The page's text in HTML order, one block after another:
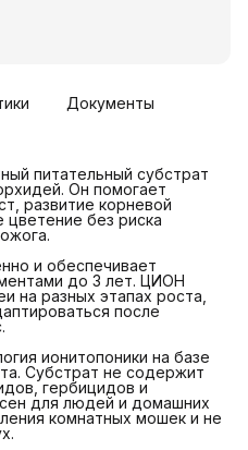
Документы
питательный субстрат
Он помогает
развитие корневой
без риска
и обеспечивает
до 3 лет. ЦИОН
на разных этапах роста,
после
ионитопоники на базе
Субстрат не содержит
гербицидов и
для людей и домашних
комнатных мошек и не